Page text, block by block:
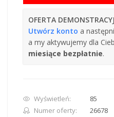
OFERTA
Utwórz konto a
a my aktywujemy dla
miesiące bezpłatnie.
Wyświetleń:
85
Numer oferty:
26678